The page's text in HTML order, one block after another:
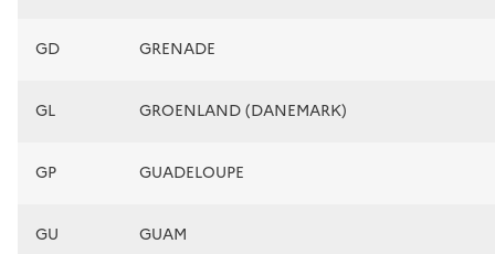
GD GRENADE
GL GROENLAND (DANEMARK)
GP GUADELOUPE
GU GUAM